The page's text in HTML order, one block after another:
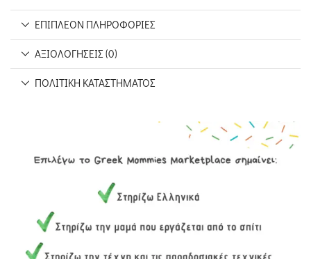
ΕΠΙΠΛΈΟΝ ΠΛΗΡΟΦΟΡΊΕΣ
ΑΞΙΟΛΟΓΉΣΕΙΣ (0)
ΠΟΛΙΤΙΚΉ ΚΑΤΑΣΤΉΜΑΤΟΣ